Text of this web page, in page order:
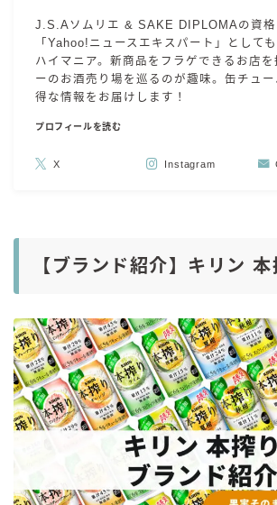
J.S.Aソムリエ & SAKE DIPLOMAの資格
「Yahoo!ニュースエキスパート」として
ハイマニア。新商品をフラゲできるお店を
ーのお酒売り場を巡るのが趣味。缶チュ
得な情報をお届けします！
プロフィールを読む
X Instagram
【ブランド紹介】キリン